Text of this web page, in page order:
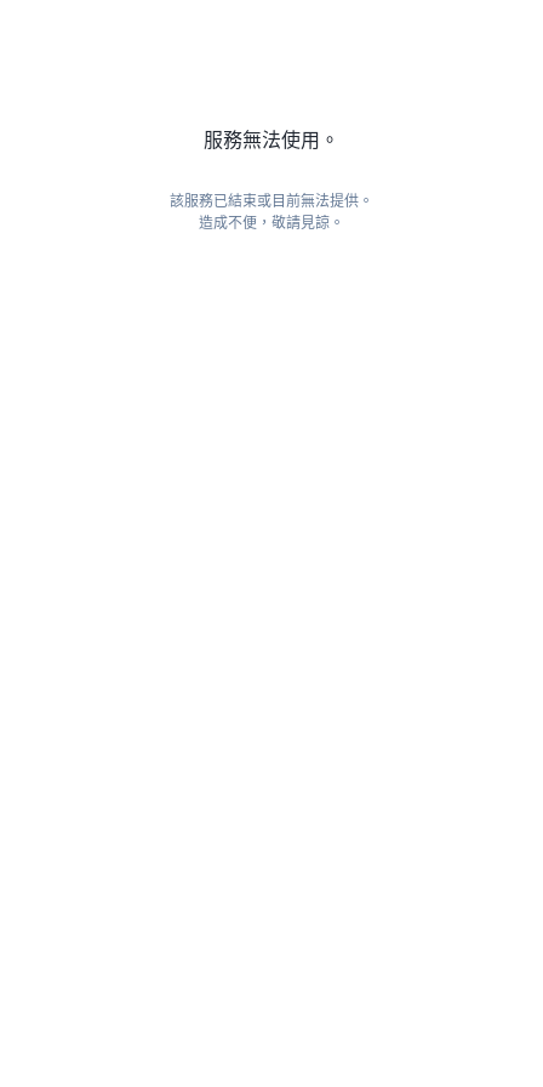
服務無法使用。
該服務已結束或目前無法提供。
造成不便，敬請見諒。